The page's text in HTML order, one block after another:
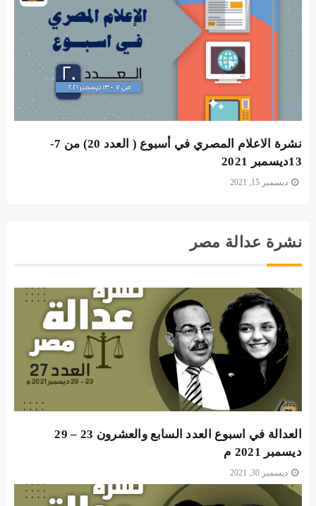
نشرة الاعلام المصري في أسبوع ( العدد 20) من 7-
13ديسمبر 2021
ديسمبر 15, 2021
نشرة عدالة مصر
العدالة في اسبوع العدد السابع والعشرون 23 – 29
ديسمبر 2021 م
ديسمبر 30, 2021